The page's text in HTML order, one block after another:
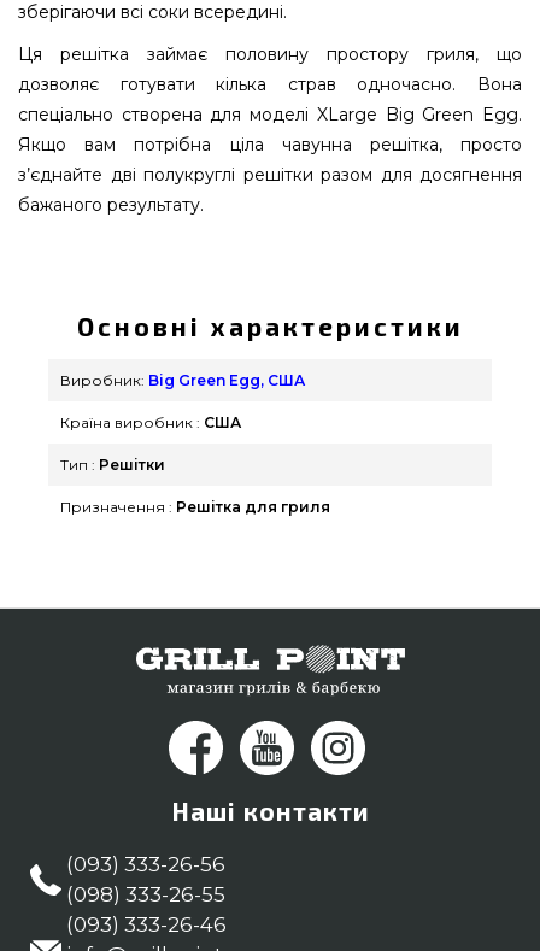
зберігаючи всі соки всередині.
Ця решітка займає половину простору гриля, що
дозволяє готувати кілька страв одночасно. Вона
спеціально створена для моделі XLarge Big Green Egg.
Якщо вам потрібна ціла чавунна решітка, просто
з’єднайте дві полукруглі решітки разом для досягнення
бажаного результату.
Green Egg, США за актуальною ціною всего 4
290 грн. в інтернет каталозі брендових грилів
GrillPoint. Дивіться і купуйте також Решітки в
прямо зараз нашим продавцям за телефонним
номером (098) 333-26-55 и мы допоможемо
Основні характеристики
Виробник: Big Green Egg, США
Країна виробник : США
Тип : Решітки
Призначення : Решітка для гриля
Наші контакти
(093) 333-26-56
(098) 333-26-55
(093) 333-26-46